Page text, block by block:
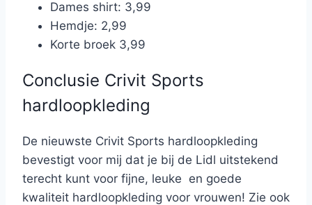
Dames shirt: 3,99
Hemdje: 2,99
Korte broek 3,99
Conclusie Crivit Sports
hardloopkleding
De nieuwste Crivit Sports hardloopkleding
bevestigt voor mij dat je bij de Lidl uitstekend
terecht kunt voor fijne, leuke en goede
kwaliteit hardloopkleding voor vrouwen! Zie ook